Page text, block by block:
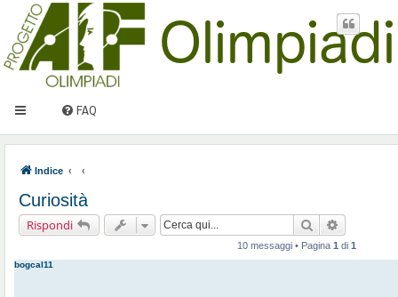
FAQ
Indice
Curiosità
Rispondi Cerca
10 messaggi • Pagina 1 di 1
bogcal11